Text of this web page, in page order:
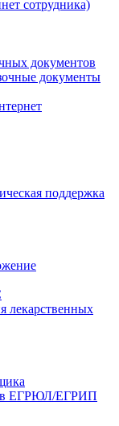
сотрудника)
документов
документы
поддержка
лекарственных
в ЕГРЮЛ/ЕГРИП